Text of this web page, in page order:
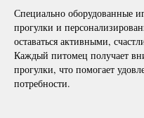
Специально оборудованные
прогулки и
оставаться активными,
Каждый питомец получает
прогулки, что помогает
потребности.